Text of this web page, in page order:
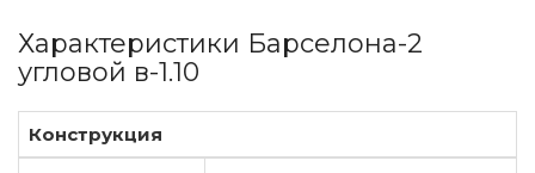
Характеристики Барселона-2
угловой в-1.10
Конструкция